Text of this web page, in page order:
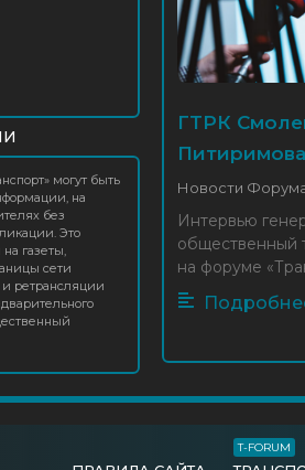
могут быть
на
без
Это
газеты,
сети
ретрансляции
ГТРК
Питиримова
Новости
Интервью
общественный
на форуме
T-FORUM